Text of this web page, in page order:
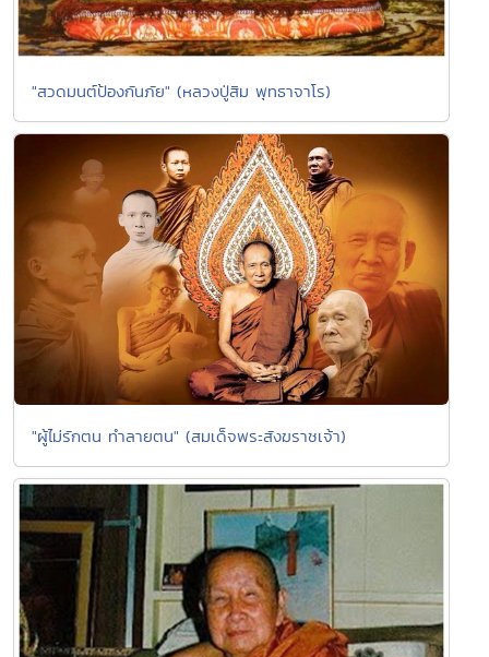
"สวดมนต์ป้องกันภัย" (หลวงปู่สิม พุทธาจาโร)
"ผู้ไม่รักตน ทำลายตน" (สมเด็จพระสังฆราชเจ้า)